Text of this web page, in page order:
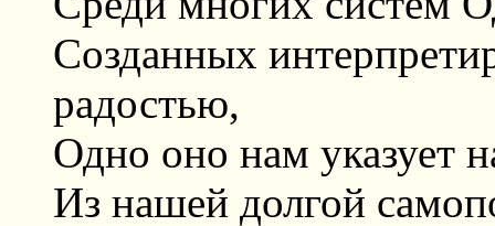
Созданных
радостью,
Одно оно нам указует
Из нашей долгой